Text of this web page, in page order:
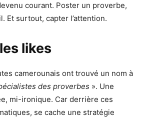
courant. Poster un proverbe,
Et surtout, capter l’attention.
likes
camerounais ont trouvé un nom à
des proverbes ». Une
mi-ironique. Car derrière ces
se cache une stratégie